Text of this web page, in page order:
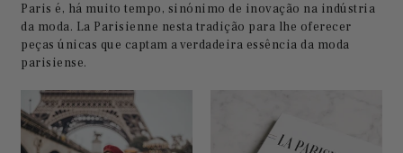
Paris é, há muito tempo, sinónimo de inovação na indústria
da moda. La Parisienne nesta tradição para lhe oferecer
peças únicas que captam a verdadeira essência da moda
parisiense.